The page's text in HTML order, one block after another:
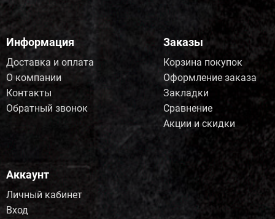
Информация
Доставка и оплата
О компании
Контакты
Обратный звонок
Заказы
Корзина покупок
Оформление заказа
Закладки
Сравнение
Акции и скидки
Аккаунт
Личный кабинет
Вход